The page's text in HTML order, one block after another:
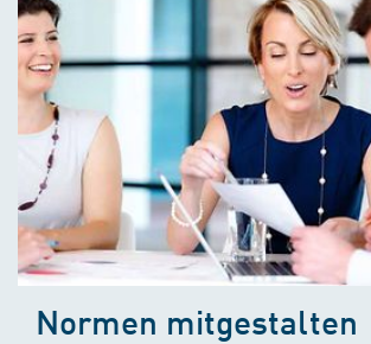
Normen mitgestalten